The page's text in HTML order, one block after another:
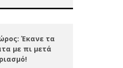
Έκανε τα
με πι μετά